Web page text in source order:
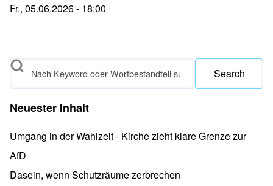
Fr., 05.06.2026 - 18:00
Search
Neuester Inhalt
Umgang in der Wahlzeit - Kirche zieht klare Grenze zur
AfD
Dasein, wenn Schutzräume zerbrechen